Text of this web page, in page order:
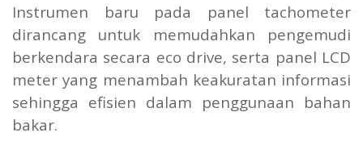
Instrumen baru pada panel tachometer
dirancang untuk memudahkan pengemudi
berkendara secara eco drive, serta panel LCD
meter yang menambah keakuratan informasi
sehingga efisien dalam penggunaan bahan
bakar.